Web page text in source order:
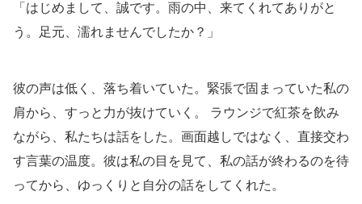
「はじめまして、誠です。雨の中、来てくれてありがと
う。足元、濡れませんでしたか？」
彼の声は低く、落ち着いていた。緊張で固まっていた私の
肩から、すっと力が抜けていく。 ラウンジで紅茶を飲み
ながら、私たちは話をした。画面越しではなく、直接交わ
す言葉の温度。彼は私の目を見て、私の話が終わるのを待
ってから、ゆっくりと自分の話をしてくれた。